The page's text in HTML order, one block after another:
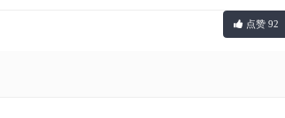
点赞 92